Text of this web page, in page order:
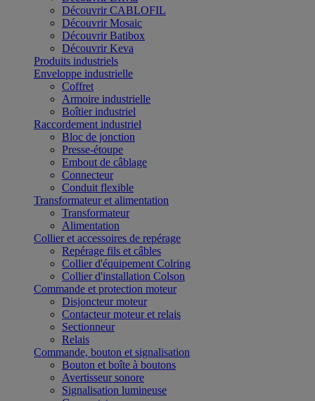
Découvrir CABLOFIL
Découvrir Mosaic
Découvrir Batibox
Découvrir Keva
Produits industriels
Enveloppe industrielle
Coffret
Armoire industrielle
Boîtier industriel
Raccordement industriel
Bloc de jonction
Presse-étoupe
Embout de câblage
Connecteur
Conduit flexible
Transformateur et alimentation
Transformateur
Alimentation
Collier et accessoires de repérage
Repérage fils et câbles
Collier d'équipement Colring
Collier d'installation Colson
Commande et protection moteur
Disjoncteur moteur
Contacteur moteur et relais
Sectionneur
Relais
Commande, bouton et signalisation
Bouton et boîte à boutons
Avertisseur sonore
Signalisation lumineuse